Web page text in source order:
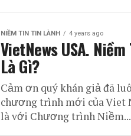
NIỀM TIN TIN LÀNH 4 years ago
VietNews USA.
Là Gì?
Cảm ơn quý khán giả đã
chương trình mới của Viet
là với Chương trình Niềm...